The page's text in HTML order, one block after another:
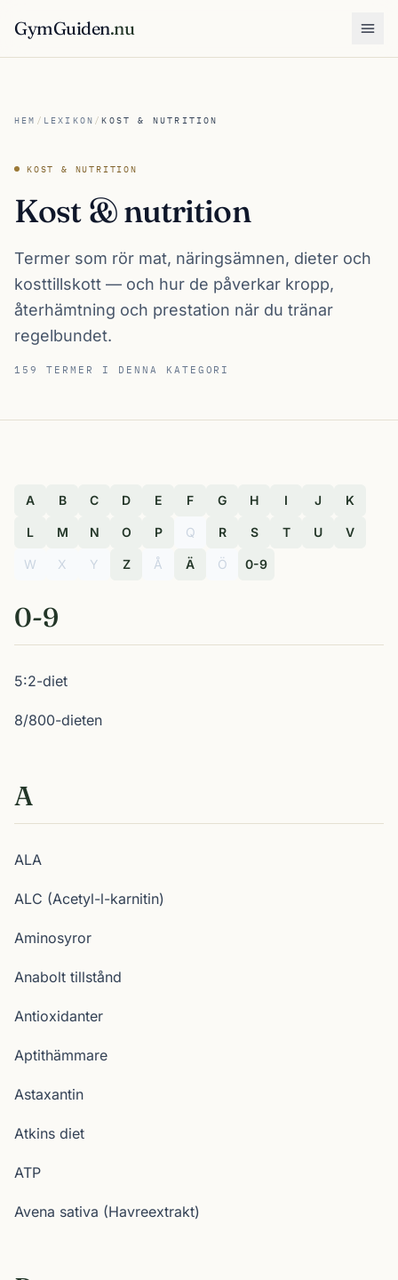
GymGuiden.nu
HEM / LEXIKON /KOST & NUTRITION
KOST & NUTRITION
Kost & nutrition
Termer som rör mat, näringsämnen, dieter och
kosttillskott — och hur de påverkar kropp,
återhämtning och prestation när du tränar
regelbundet.
159 TERMER I DENNA KATEGORI
A B C D E F G H I J K
L M N O P Q R S T U V
W X Y Z Å Ä Ö 0-9
0-9
5:2-diet
8/800-dieten
A
ALA
ALC (Acetyl-l-karnitin)
Aminosyror
Anabolt tillstånd
Antioxidanter
Aptithämmare
Astaxantin
Atkins diet
ATP
Avena sativa (Havreextrakt)